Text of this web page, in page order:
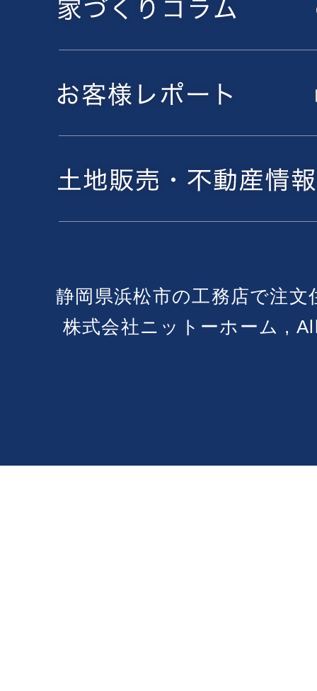
静岡県浜松市の工務店で注
株式会社ニットーホーム ,